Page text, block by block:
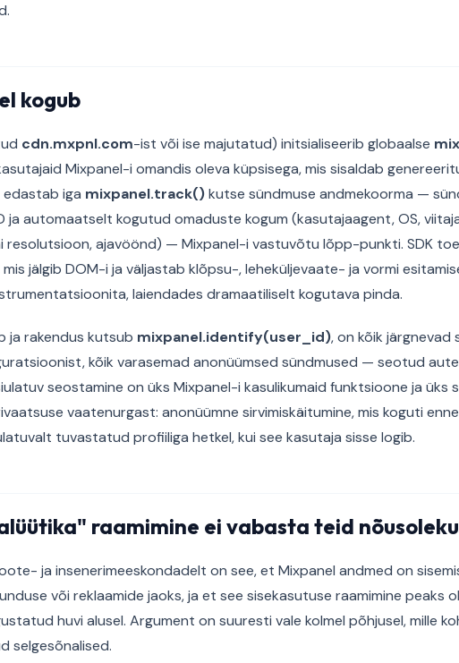
kogub
cdn.mxpnl.com-ist või ise majutatud) initsialiseerib globaalse
Mixpanel-i omandis oleva küpsisega, mis sisaldab
iga mixpanel.track()kutse sündmuse andmekoorma —
ja automaatselt kogutud omaduste kogum (kasutajaagent, OS,
resolutsioon, ajavöönd) — Mixpanel-i vastuvõtu lõpp-punkti. SDK
jälgib DOM-i ja väljastab klõpsu-, leheküljevaate- ja vormi
laiendades dramaatiliselt kogutava pinda.
ja rakendus kutsub mixpanel.identify(user_id), on kõik järgnevad
kõik varasemad anonüümsed sündmused — seotud
seostamine on üks Mixpanel-i kasulikumaid funktsioone ja üks
vaatenurgast: anonüümne sirvimiskäitumine, mis koguti
tuvastatud profiiliga hetkel, kui see kasutaja sisse logib.
raamimine ei vabasta teid
ja insenerimeeskondadelt on see, et Mixpanel andmed on
või reklaamide jaoks, ja et see sisekasutuse raamimine peaks
huvi alusel. Argument on suuresti vale kolmel põhjusel, mille
selgesõnalised.